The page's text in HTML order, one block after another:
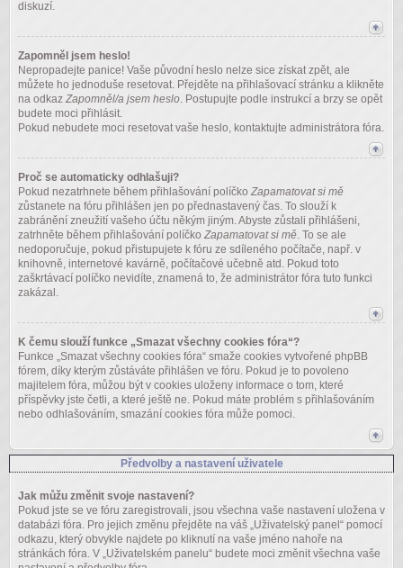
diskuzí.
Zapomněl jsem heslo!
Nepropadejte panice! Vaše původní heslo nelze sice získat zpět, ale
můžete ho jednoduše resetovat. Přejděte na přihlašovací stránku a klikněte
na odkaz Zapomněl/a jsem heslo. Postupujte podle instrukcí a brzy se opět
budete moci přihlásit.
Pokud nebudete moci resetovat vaše heslo, kontaktujte administrátora fóra.
Proč se automaticky odhlašuji?
Pokud nezatrhnete během přihlašování políčko Zapamatovat si mě
zůstanete na fóru přihlášen jen po přednastavený čas. To slouží k
zabránění zneužití vašeho účtu někým jiným. Abyste zůstali přihlášeni,
zatrhněte během přihlašování políčko Zapamatovat si mě. To se ale
nedoporučuje, pokud přistupujete k fóru ze sdíleného počítače, např. v
knihovně, internetové kavárně, počítačové učebně atd. Pokud toto
zaškrtávací políčko nevidíte, znamená to, že administrátor fóra tuto funkci
zakázal.
K čemu slouží funkce „Smazat všechny cookies fóra“?
Funkce „Smazat všechny cookies fóra“ smaže cookies vytvořené phpBB
fórem, díky kterým zůstáváte přihlášen ve fóru. Pokud je to povoleno
majitelem fóra, můžou být v cookies uloženy informace o tom, které
příspěvky jste četli, a které ještě ne. Pokud máte problém s přihlašováním
nebo odhlašováním, smazání cookies fóra může pomoci.
Předvolby a nastavení uživatele
Jak můžu změnit svoje nastavení?
Pokud jste se ve fóru zaregistrovali, jsou všechna vaše nastavení uložena v
databázi fóra. Pro jejich změnu přejděte na váš „Uživatelský panel“ pomocí
odkazu, který obvykle najdete po kliknutí na vaše jméno nahoře na
stránkách fóra. V „Uživatelském panelu“ budete moci změnit všechna vaše